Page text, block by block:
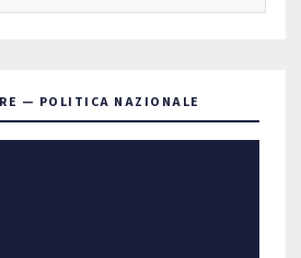
— POLITICA NAZIONALE